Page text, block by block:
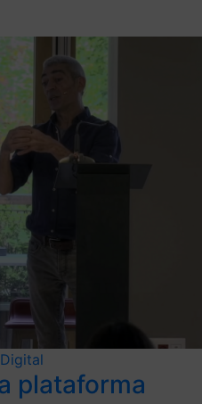
plataforma